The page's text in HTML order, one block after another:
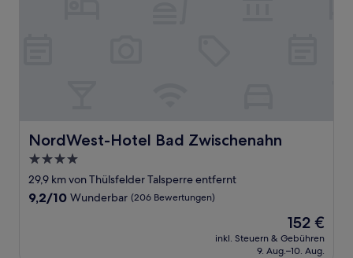
NordWest-Hotel Bad Zwischenahn
NordWest-Hotel Bad Zwischenahn
4.0-
Sterne-
Unterkunft
29,9 km von Thülsfelder Talsperre entfernt
9.2
9,2/10 Wunderbar (206 Bewertungen)
Der
Preis
beträgt
152 €
inkl. Steuern & Gebühren
9. Aug.–10. Aug.